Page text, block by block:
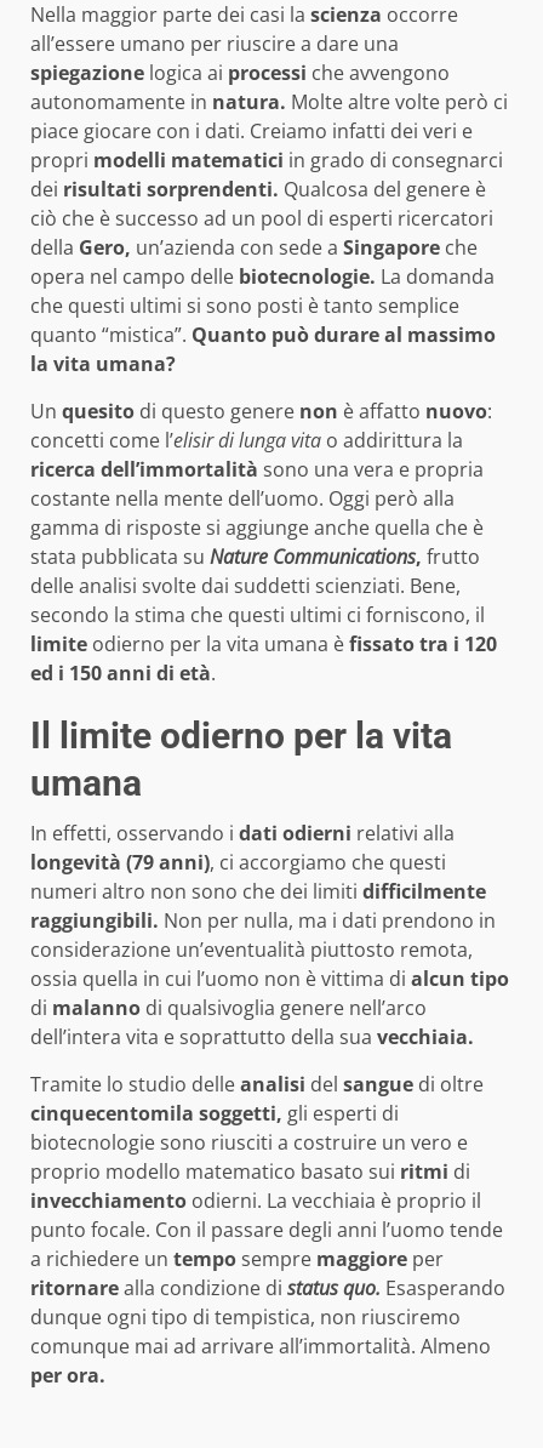
Nella maggior parte dei casi la scienza occorre
all’essere umano per riuscire a dare una
spiegazione logica ai processi che avvengono
autonomamente in natura. Molte altre volte però ci
piace giocare con i dati. Creiamo infatti dei veri e
propri modelli matematici in grado di consegnarci
dei risultati sorprendenti. Qualcosa del genere è
ciò che è successo ad un pool di esperti ricercatori
della Gero, un’azienda con sede a Singapore che
opera nel campo delle biotecnologie. La domanda
che questi ultimi si sono posti è tanto semplice
quanto “mistica”. Quanto può durare al massimo
la vita umana?
Un quesito di questo genere non è affatto nuovo:
concetti come l’elisir di lunga vita o addirittura la
ricerca dell’immortalità sono una vera e propria
costante nella mente dell’uomo. Oggi però alla
gamma di risposte si aggiunge anche quella che è
stata pubblicata su Nature Communications, frutto
delle analisi svolte dai suddetti scienziati. Bene,
secondo la stima che questi ultimi ci forniscono, il
limite odierno per la vita umana èfissatotra i 120
ed i 150 anni di età.
Il limite odierno per la vita
umana
In effetti, osservando i dati odierni relativi alla
longevità (79 anni), ci accorgiamo che questi
numeri altro non sono che dei limiti difficilmente
raggiungibili. Non per nulla, ma i dati prendono in
considerazione un’eventualità piuttosto remota,
ossia quella in cui l’uomo non è vittima di alcun tipo
di malanno di qualsivoglia genere nell’arco
dell’intera vita e soprattutto della sua vecchiaia.
Tramite lo studio delleanalisi del sangue di oltre
cinquecentomila soggetti, gli esperti di
biotecnologie sono riusciti a costruire un vero e
proprio modello matematico basato sui ritmi di
invecchiamento odierni. La vecchiaia è proprio il
punto focale. Con il passare degli anni l’uomo tende
a richiedere un temposempre maggiore per
ritornarealla condizione di status quo. Esasperando
dunque ogni tipo di tempistica, non riusciremo
comunque mai ad arrivare all’immortalità. Almeno
per ora.